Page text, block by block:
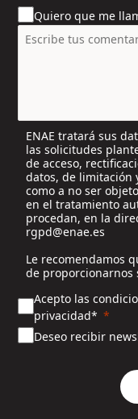
u
n
t
l
e
c
t
e
d
Quiero que me
ENAE tratará sus
las solicitudes
de acceso,
datos, de limitación
como a no ser
en el tratamiento
procedan, en la
rgpd@enae.es
Le recomendamos
de proporcionarnos
Acepto las
privacidad*
Deseo recibir